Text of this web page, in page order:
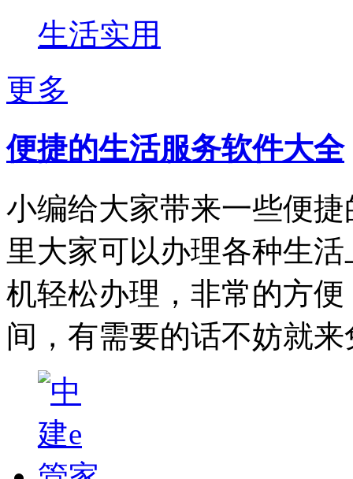
生活实用
更多
便捷的生活服务软件大全
小编给大家带来一些便
里大家可以办理各种生
机轻松办理，非常的方
间，有需要的话不妨就